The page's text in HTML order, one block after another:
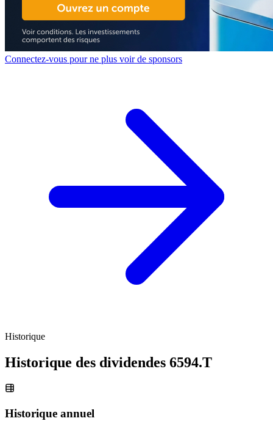
Connectez-vous pour ne plus voir de sponsors
Historique
Historique des dividendes 6594.T
Historique annuel